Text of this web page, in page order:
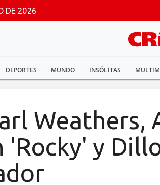
DE 2026
DEPORTES MUNDO INSÓLITAS
Weathers,
'Rocky' y